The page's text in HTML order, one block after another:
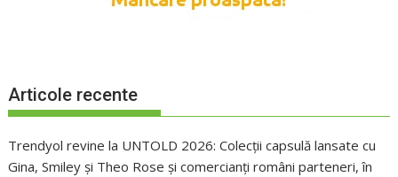
Articole recente
Trendyol revine la UNTOLD 2026: Colecții capsulă lansate cu
Gina, Smiley și Theo Rose și comercianți români parteneri, în